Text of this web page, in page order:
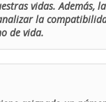
vidas.
la
de vida.